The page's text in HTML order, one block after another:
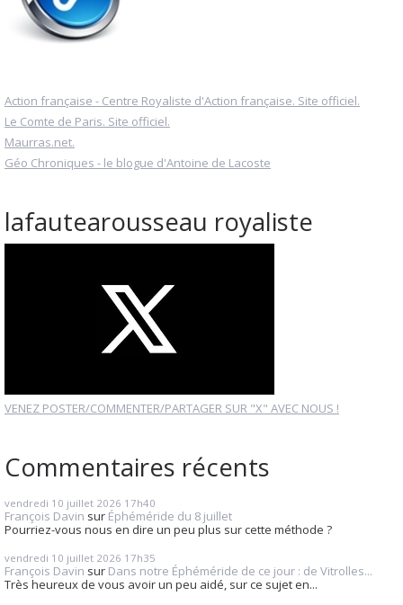
Action française - Centre Royaliste d'Action française. Site officiel.
Le Comte de Paris. Site officiel.
Maurras.net.
Géo Chroniques - le blogue d'Antoine de Lacoste
lafautearousseau royaliste
VENEZ POSTER/COMMENTER/PARTAGER SUR "X" AVEC NOUS !
Commentaires récents
vendredi 10 juillet 2026 17h40
François Davin sur Éphéméride du 8 juillet
Pourriez-vous nous en dire un peu plus sur cette méthode ?
vendredi 10 juillet 2026 17h35
François Davin sur Dans notre Éphéméride de ce jour : de Vitrolles...
Très heureux de vous avoir un peu aidé, sur ce sujet en...